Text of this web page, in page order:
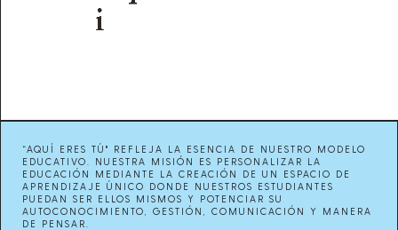
“AQUÍ ERES TÚ" REFLEJA LA ESENCIA DE NUESTRO MODELO
EDUCATIVO. NUESTRA MISIÓN ES PERSONALIZAR LA
EDUCACIÓN MEDIANTE LA CREACIÓN DE UN ESPACIO DE
APRENDIZAJE ÚNICO DONDE NUESTROS ESTUDIANTES
PUEDAN SER ELLOS MISMOS Y POTENCIAR SU
AUTOCONOCIMIENTO, GESTIÓN, COMUNICACIÓN Y MANERA
DE PENSAR.